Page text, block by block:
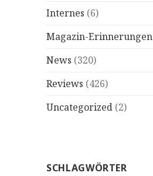
Internes (6)
Magazin-Erinnerungen
News (320)
Reviews (426)
Uncategorized (2)
SCHLAGWÖRTER